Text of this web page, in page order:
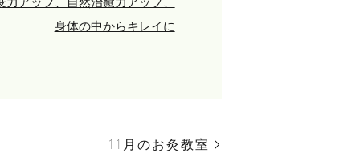
身体の中からキレイに
11月のお灸教室